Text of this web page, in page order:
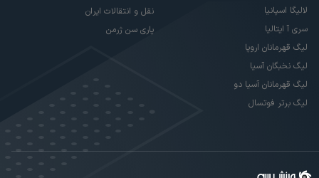
لالیگا اسپانیا
سری آ ایتالیا
لیگ قهرمانان اروپا
لیگ نخبگان آسیا
لیگ قهرمانان آسیا دو
لیگ برتر فوتسال
نقل و انتقالات ایران
پاری سن ژرمن